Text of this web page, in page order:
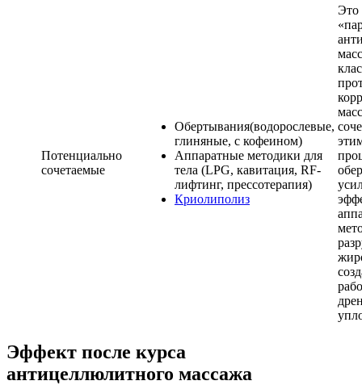
Потенциально
сочетаемые
Обертывания(водорослевые,
глиняные, с кофеином)
Аппаратные методики для
тела (LPG, кавитация, RF-
лифтинг, прессотерапия)
Криолиполиз
Это
Эффект после курса
антицеллюлитного массажа